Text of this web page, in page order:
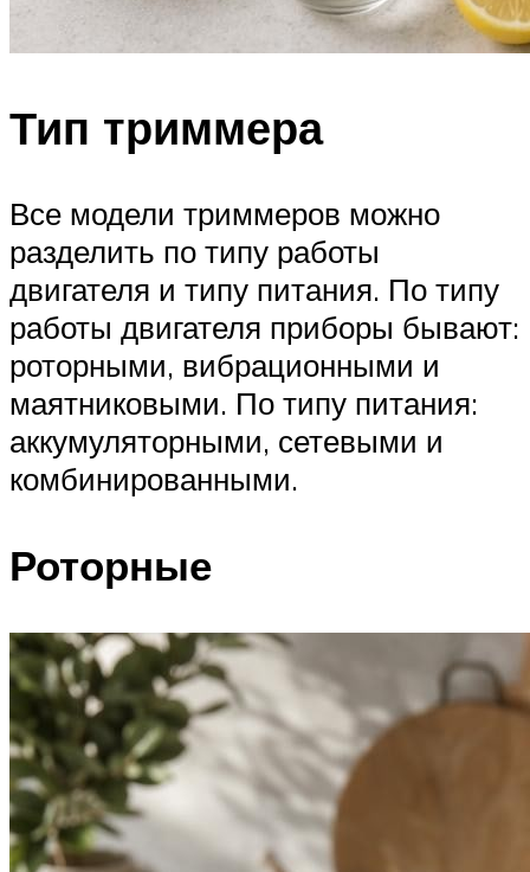
Тип триммера
Все модели триммеров можно
разделить по типу работы
двигателя и типу питания. По типу
работы двигателя приборы бывают:
роторными, вибрационными и
маятниковыми. По типу питания:
аккумуляторными, сетевыми и
комбинированными.
Роторные